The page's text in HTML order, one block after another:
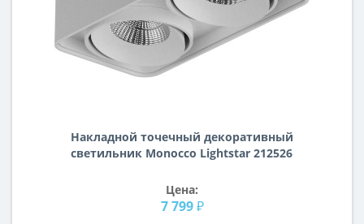
Накладной точечный декоративный
cветильник Monocco Lightstar 212526
Цена:
7 799 ₽